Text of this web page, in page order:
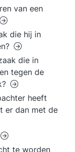
van een
die hij in
die in
tegen de
heeft
er dan met de
te worden